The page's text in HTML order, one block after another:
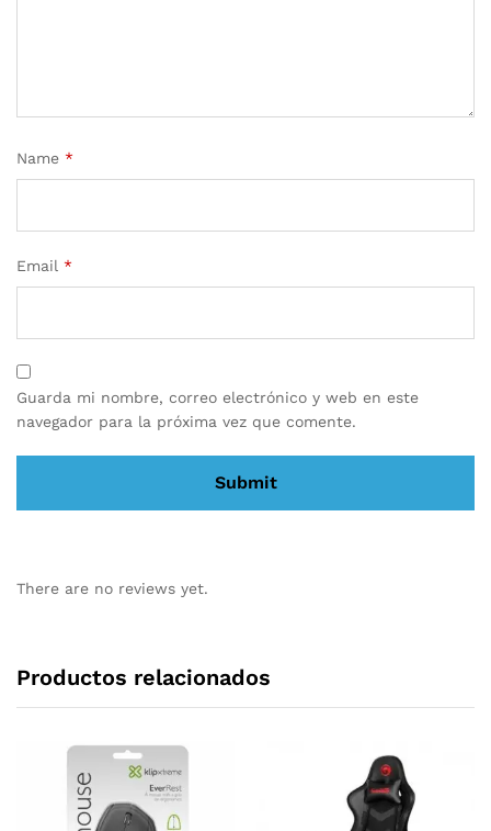
Name *
Email *
Guarda mi nombre, correo electrónico y web en este
navegador para la próxima vez que comente.
There are no reviews yet.
Productos relacionados